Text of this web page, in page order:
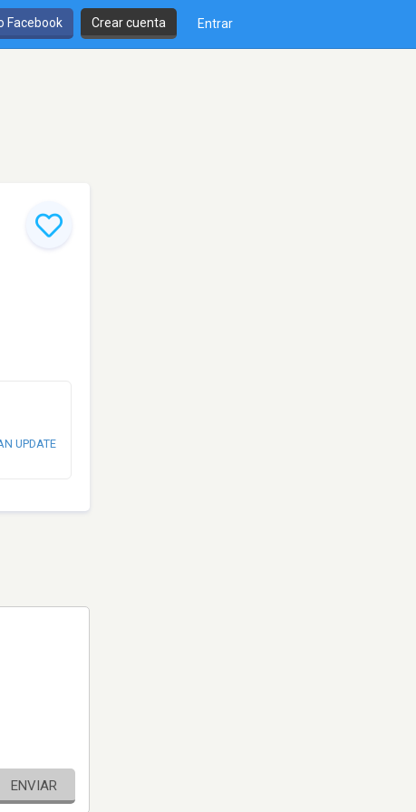
Facebook Crear cuenta Entrar
UPDATE
ENVIAR